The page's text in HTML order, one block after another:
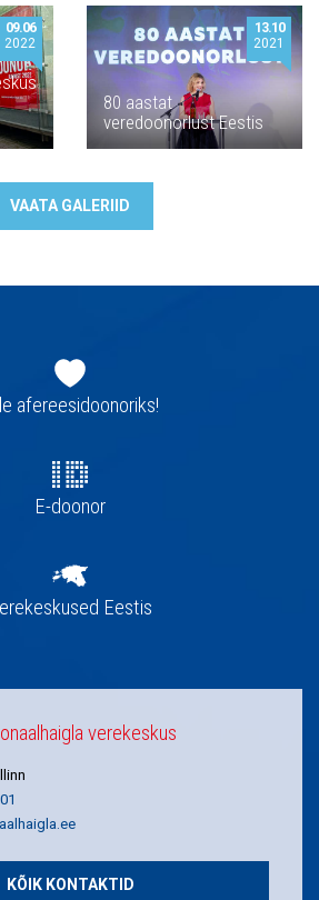
09.06
2022
80 aastat
veredoonorlust Eestis
13.10
2021
VAATA GALERIID
afereesidoonoriks!
E-doonor
Eestis
verekeskus
KÕIK KONTAKTID